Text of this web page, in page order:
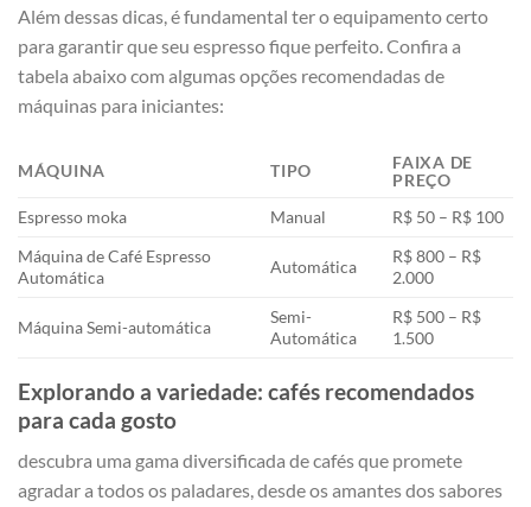
Além dessas dicas, é fundamental ‌ter o equipamento certo
para⁢ garantir que seu ⁢espresso fique ​perfeito. Confira a​
tabela ‌abaixo com algumas opções recomendadas‌ de
máquinas ‍para iniciantes:
MÁQUINA TIPO
FAIXA ‌DE
PREÇO
Espresso moka
Manual
R$ ​50 – R$ 100
Máquina de Café Espresso
‌Automática
Automática
R$ 800 – R$
2.000
Máquina Semi-automática
Semi-
Automática
R$ ‍500⁢ – R$
1.500
Explorando a ‌variedade: cafés recomendados‍
para cada gosto
descubra uma gama⁢ diversificada de cafés que promete
‌agradar a‍ todos os paladares, desde os ‌amantes dos sabores